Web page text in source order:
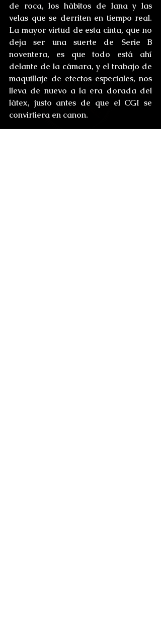
de roca, los hábitos de lana y las
velas que se derriten en tiempo real.
La mayor virtud de esta cinta, que no
deja ser una suerte de Serie B
noventera, es que todo está ahí
delante de la cámara, y el trabajo de
maquillaje de efectos especiales, nos
lleva de nuevo a la era dorada del
látex, justo antes de que el CGI se
convirtiera en canon.